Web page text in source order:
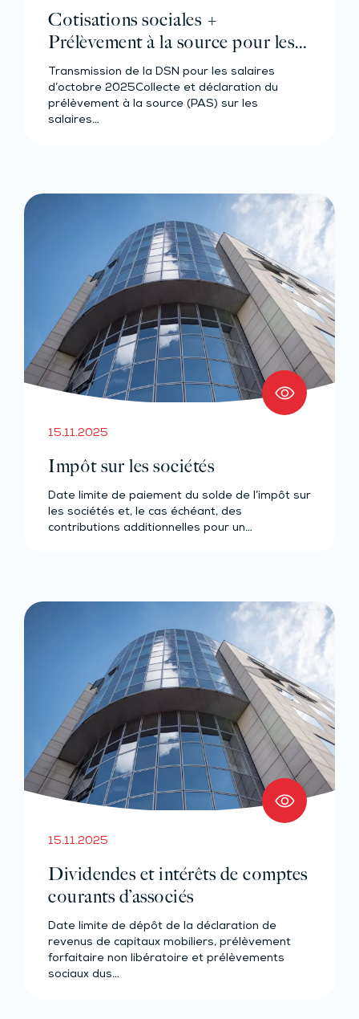
Cotisations sociales +
Prélèvement à la source pour les
salariés et assimilés (effectif de 10
salariés au plus)
Transmission de la DSN pour les salaires
d’octobre 2025Collecte et déclaration du
prélèvement à la source (PAS) sur les
salaires…
15.11.2025
Impôt sur les sociétés
Date limite de paiement du solde de l’impôt sur
les sociétés et, le cas échéant, des
contributions additionnelles pour un…
15.11.2025
Dividendes et intérêts de comptes
courants d’associés
Date limite de dépôt de la déclaration de
revenus de capitaux mobiliers, prélèvement
forfaitaire non libératoire et prélèvements
sociaux dus…